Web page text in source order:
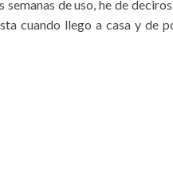
semanas de uso, he de
cuando llego a casa y de